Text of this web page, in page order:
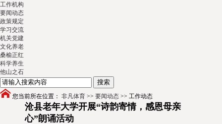
工作机构
要闻动态
政策规定
学习交流
机关党建
文化养老
桑榆正红
科学养生
他山之石
您当前所在位置： 非凡体育 >> 要闻动态 >> 工作动态
沧县老年大学开展“诗韵寄情，感恩母亲
心”朗诵活动